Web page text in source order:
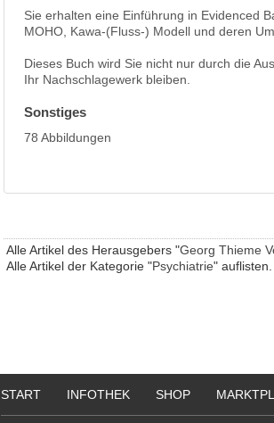
Sie erhalten eine Einführung in Evidenced
MOHO, Kawa-(Fluss-) Modell und deren
Dieses Buch wird Sie nicht nur durch die
Ihr Nachschlagewerk bleiben.
Sonstiges
78 Abbildungen
Alle Artikel des Herausgebers "Georg Thieme
Alle Artikel der Kategorie "Psychiatrie" auflisten.
START INFOTHEK SHOP